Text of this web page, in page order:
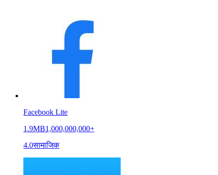
Facebook Lite
1.9MB1,000,000,000+
4.0सामाजिक